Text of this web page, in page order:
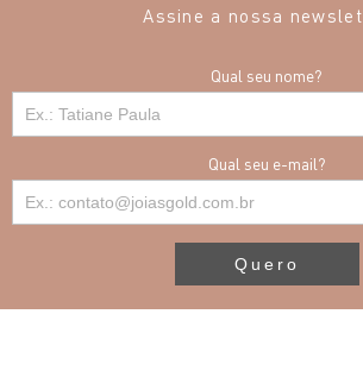
Assine a nossa
Qual seu nome?
Qual seu e-mail?
Quero